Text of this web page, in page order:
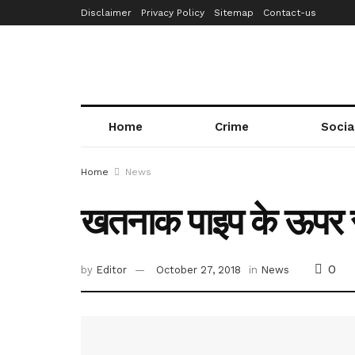
Disclaimer Privacy Policy Sitemap Contact-us
Home Crime
Home News
खतनाक पाइप के ऊपर
by Editor October 27, 2018 in News 0